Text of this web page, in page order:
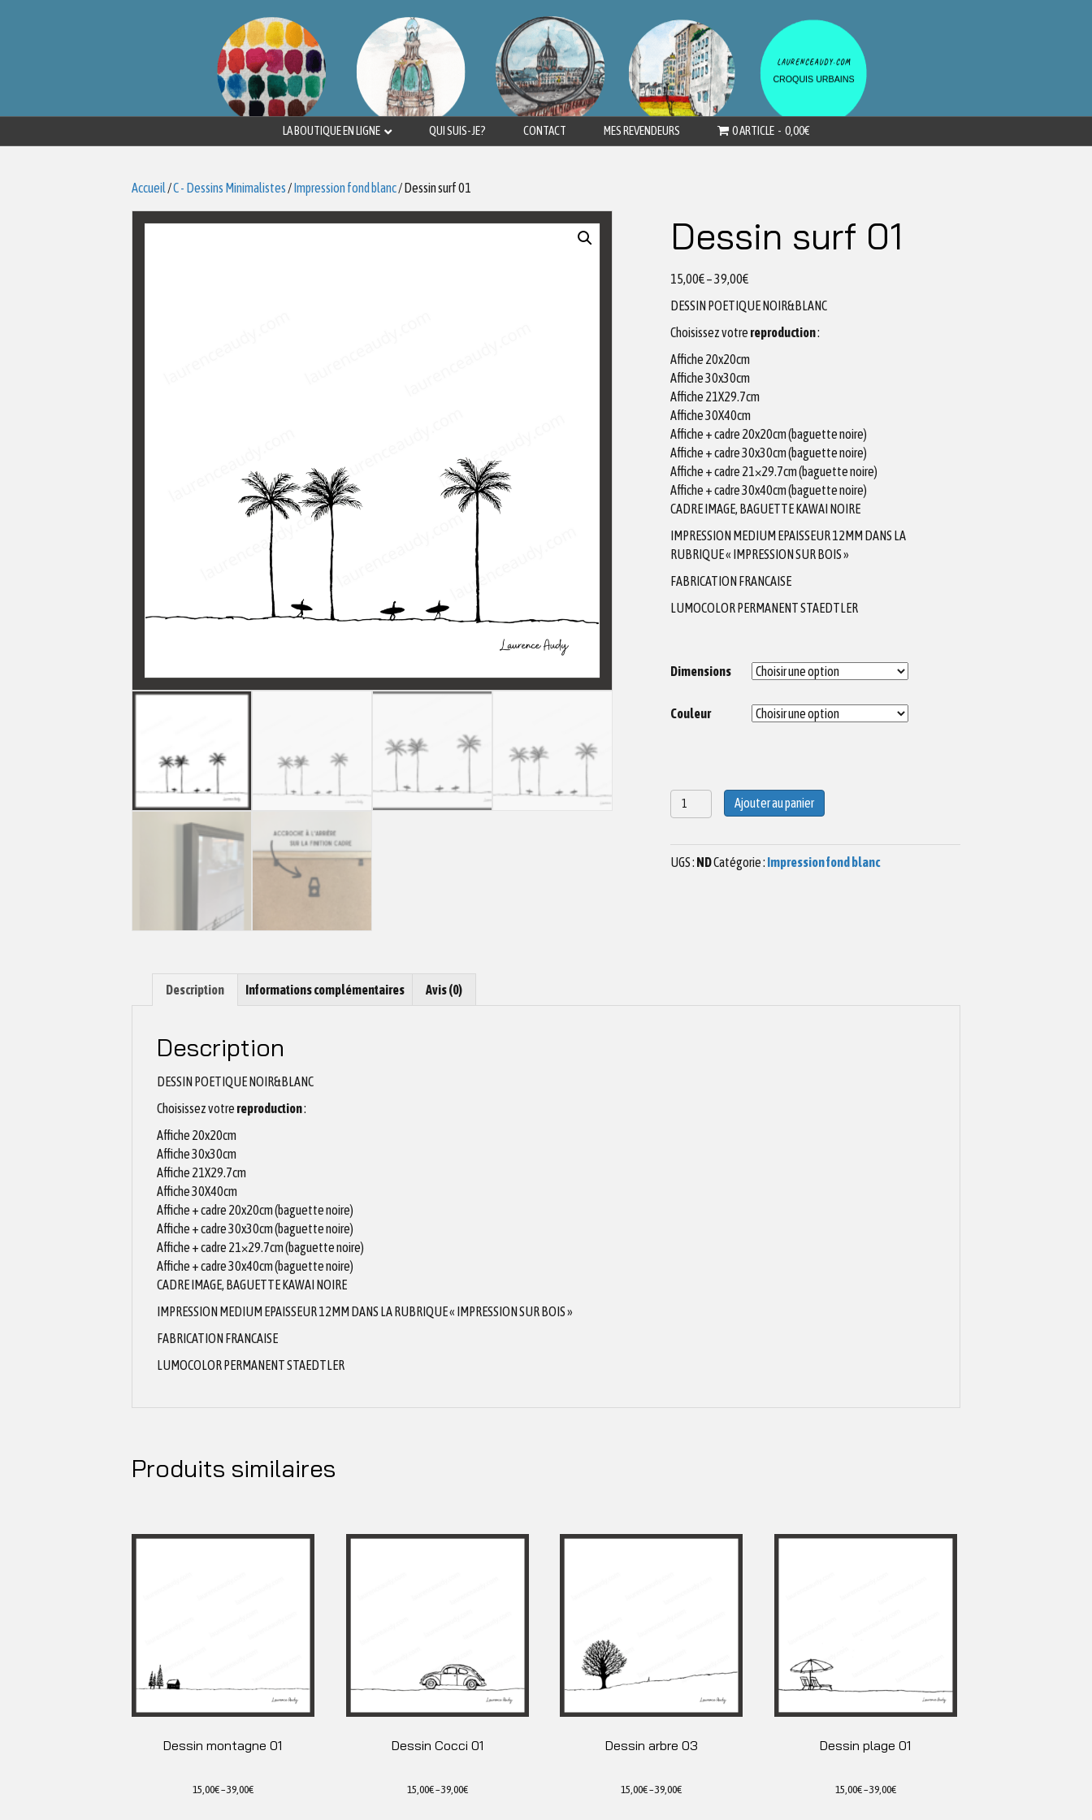
LA BOUTIQUE EN LIGNE QUI SUIS-JE? CONTACT MES REVENDEURS 0 ARTICLE 0,00€
Accueil /C - Dessins Minimalistes /Impression fond blanc/ Dessin surf 01
Dessin surf 01
15,00€–39,00€
DESSIN POETIQUE NOIR&BLANC
Choisissez votre reproduction:
Affiche 20x20cm
Affiche 30x30cm
Affiche 21X29.7cm
Affiche 30X40cm
Affiche + cadre 20x20cm (baguette noire)
Affiche + cadre 30x30cm (baguette noire)
Affiche + cadre 21×29.7cm (baguette noire)
Affiche + cadre 30x40cm (baguette noire)
CADRE IMAGE, BAGUETTE KAWAI NOIRE
IMPRESSION MEDIUM EPAISSEUR 12MM DANS LA
RUBRIQUE « IMPRESSION SUR BOIS »
FABRICATION FRANCAISE
LUMOCOLOR PERMANENT STAEDTLER
Dimensions
Couleur
quantité
de
Ajouter au panier
UGS : NDCatégorie : Impression fond blanc
Description Informations complémentaires Avis (0)
Description
DESSIN POETIQUE NOIR&BLANC
Choisissez votre reproduction:
Affiche 20x20cm
Affiche 30x30cm
Affiche 21X29.7cm
Affiche 30X40cm
Affiche + cadre 20x20cm (baguette noire)
Affiche + cadre 30x30cm (baguette noire)
Affiche + cadre 21×29.7cm (baguette noire)
Affiche + cadre 30x40cm (baguette noire)
CADRE IMAGE, BAGUETTE KAWAI NOIRE
IMPRESSION MEDIUM EPAISSEUR 12MM DANS LA RUBRIQUE « IMPRESSION SUR BOIS »
FABRICATION FRANCAISE
LUMOCOLOR PERMANENT STAEDTLER
Produits similaires
Dessin montagne 01
15,00€–39,00€
Dessin Cocci 01
15,00€–39,00€
Dessin arbre 03
15,00€–39,00€
Dessin plage 01
15,00€–39,00€